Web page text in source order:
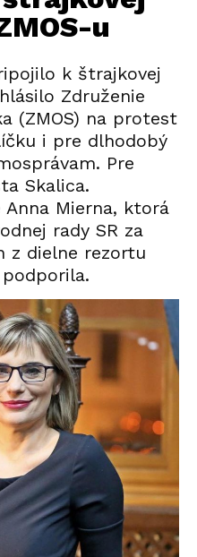
u
k štrajkovej
Združenie
(ZMOS) na protest
i pre dlhodobý
Pre
Skalica.
Mierna, ktorá
rady SR za
z dielne rezortu